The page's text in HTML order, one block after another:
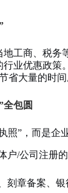
工商、税
业优惠政
省大量的时间
全包圆
照”，而是企
户/公司注册
刻章备案、银